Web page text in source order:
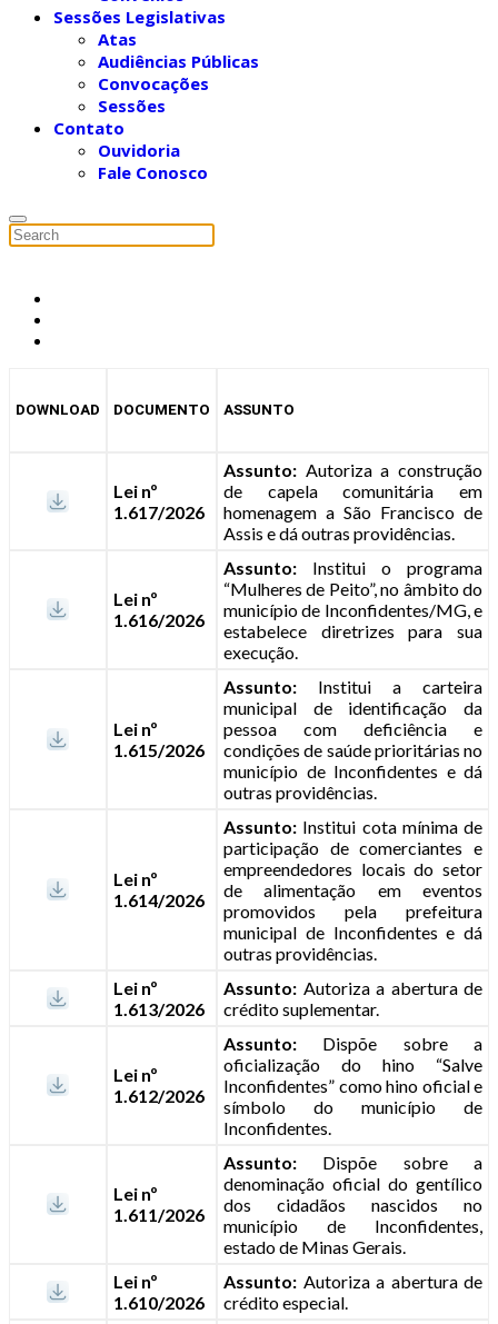
Sessões Legislativas
Atas
Audiências Públicas
Convocações
Sessões
Contato
Ouvidoria
Fale Conosco
DOWNLOAD DOCUMENTO ASSUNTO
Lei nº
1.617/2026
Assunto: Autoriza a construção
de capela comunitária em
homenagem a São Francisco de
Assis e dá outras providências.
Lei nº
1.616/2026
Assunto: Institui o programa
“Mulheres de Peito”, no âmbito do
município de Inconfidentes/MG, e
estabelece diretrizes para sua
execução.
Lei nº
1.615/2026
Assunto: Institui a carteira
municipal de identificação da
pessoa com deficiência e
condições de saúde prioritárias no
município de Inconfidentes e dá
outras providências.
Lei nº
1.614/2026
Assunto: Institui cota mínima de
participação de comerciantes e
empreendedores locais do setor
de alimentação em eventos
promovidos pela prefeitura
municipal de Inconfidentes e dá
outras providências.
Lei nº
1.613/2026
Assunto: Autoriza a abertura de
crédito suplementar.
Lei nº
1.612/2026
Assunto: Dispõe sobre a
oficialização do hino “Salve
Inconfidentes” como hino oficial e
símbolo do município de
Inconfidentes.
Lei nº
1.611/2026
Assunto: Dispõe sobre a
denominação oficial do gentílico
dos cidadãos nascidos no
município de Inconfidentes,
estado de Minas Gerais.
Lei nº
1.610/2026
Assunto: Autoriza a abertura de
crédito especial.